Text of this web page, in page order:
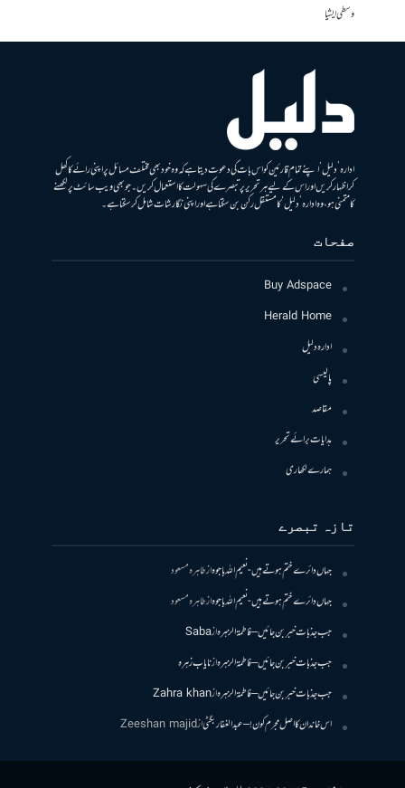
وسطی ایشیا
ادارہ ’دلیل‘ اپنے تمام قارئین کو اس بات کی دعوت دیتا ہے کہ وہ خود بھی مختلف مسائل پر اپنی رائے کا کھل
کر اظہار کریں اور اس کے لیے ہر تحریر پر تبصرے کی سہولت کا استعمال کریں۔ جو بھی ویب سائٹ پر لکھنے
کا متمنی ہو، وہ ادارہ ’دلیل‘ کا مستقل رکن بن سکتا ہے اور اپنی نگارشات شامل کرسکتا ہے۔
صفحات
Buy Adspace
Herald Home
ادارہ دلیل
پالیسی
مقاصد
ہدایات برائے تحریر
ہمارے لکھاری
تازہ تبصرے
جہاں دائرے ختم ہوتے ہیں- نعیم اللہ باجوہازطاہرہ مسعود
جہاں دائرے ختم ہوتے ہیں- نعیم اللہ باجوہازطاہرہ مسعود
جب جذبات خبر بن جائیں – فاطمۃالزہرہازSaba
جب جذبات خبر بن جائیں – فاطمۃالزہرہازنایاب زہرہ
جب جذبات خبر بن جائیں – فاطمۃالزہرہازZahra khan
اس خاندان کا اصل مجرم کون! – عبدالغفار بگٹیازZeeshan majid